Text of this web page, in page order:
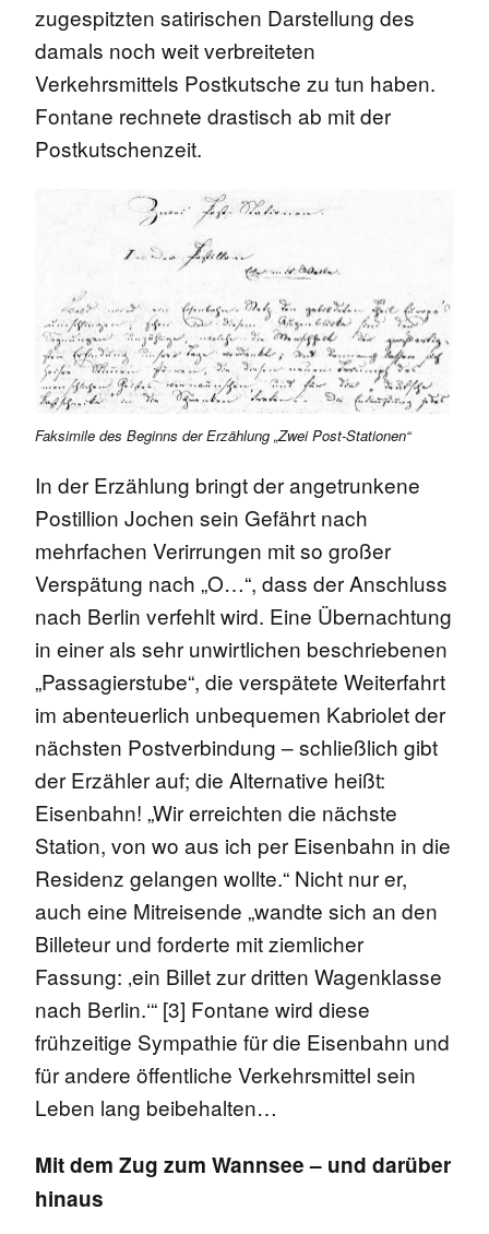
zugespitzten satirischen Darstellung des
damals noch weit verbreiteten
Verkehrsmittels Postkutsche zu tun haben.
Fontane rechnete drastisch ab mit der
Postkutschenzeit.
Faksimile des Beginns der Erzählung „Zwei Post-Stationen“
In der Erzählung bringt der angetrunkene
Postillion Jochen sein Gefährt nach
mehrfachen Verirrungen mit so großer
Verspätung nach „O…“, dass der Anschluss
nach Berlin verfehlt wird. Eine Übernachtung
in einer als sehr unwirtlichen beschriebenen
„Passagierstube“, die verspätete Weiterfahrt
im abenteuerlich unbequemen Kabriolet der
nächsten Postverbindung – schließlich gibt
der Erzähler auf; die Alternative heißt:
Eisenbahn! „Wir erreichten die nächste
Station, von wo aus ich per Eisenbahn in die
Residenz gelangen wollte.“ Nicht nur er,
auch eine Mitreisende „wandte sich an den
Billeteur und forderte mit ziemlicher
Fassung: ‚ein Billet zur dritten Wagenklasse
nach Berlin.‘“ [3] Fontane wird diese
frühzeitige Sympathie für die Eisenbahn und
für andere öffentliche Verkehrsmittel sein
Leben lang beibehalten…
Mit dem Zug zum Wannsee – und darüber
hinaus